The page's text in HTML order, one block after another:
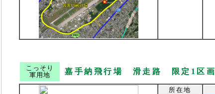
こっそり
軍用地
嘉手納飛行場 滑走路 限定1区画
所在地